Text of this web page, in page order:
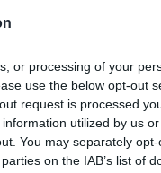
or processing of your
use the below opt-out
request is processed
utilized by us
You may separately
on the IAB’s list of
bojkott
másfajta
párt egy
szembe